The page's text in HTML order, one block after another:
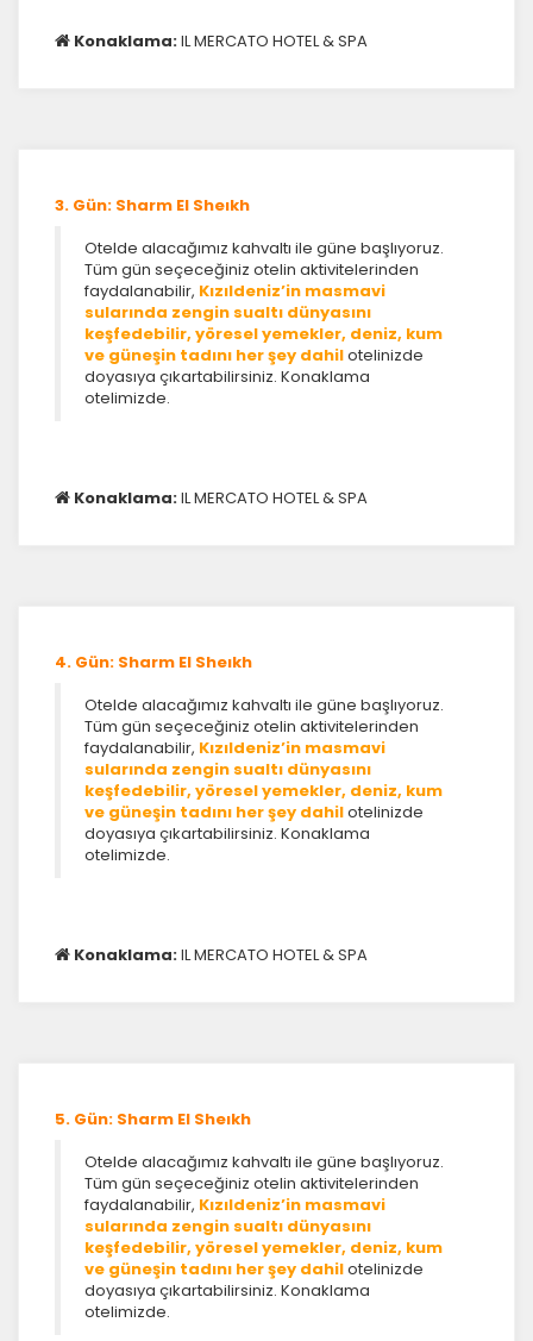
kullanımve gizlilik koşullarını
Zorunlu Çerezler HER ZAMAN AKTIF
Oturum yönetimi, güvenlik ve temel site işlevleri için
gereklidir. Bu çerezler olmadan site düzgün çalışmaz
ve devre dışı bırakılamaz.
Konaklama:IL MERCATO HOTEL & SPA
3. Gün: Sharm El Sheıkh
Otelde alacağımız kahvaltı ile güne başlıyoruz.
Tüm gün seçeceğiniz otelin aktivitelerinden
faydalanabilir, Kızıldeniz’in masmavi
sularında zengin sualtı dünyasını
keşfedebilir, yöresel yemekler, deniz, kum
ve güneşin tadını her şey dahilotelinizde
doyasıya çıkartabilirsiniz. Konaklama
otelimizde.
Konaklama:IL MERCATO HOTEL & SPA
4. Gün: Sharm El Sheıkh
Otelde alacağımız kahvaltı ile güne başlıyoruz.
Tüm gün seçeceğiniz otelin aktivitelerinden
faydalanabilir, Kızıldeniz’in masmavi
sularında zengin sualtı dünyasını
keşfedebilir, yöresel yemekler, deniz, kum
ve güneşin tadını her şey dahilotelinizde
doyasıya çıkartabilirsiniz. Konaklama
otelimizde.
Konaklama:IL MERCATO HOTEL & SPA
5. Gün: Sharm El Sheıkh
Otelde alacağımız kahvaltı ile güne başlıyoruz.
Tüm gün seçeceğiniz otelin aktivitelerinden
faydalanabilir, Kızıldeniz’in masmavi
sularında zengin sualtı dünyasını
keşfedebilir, yöresel yemekler, deniz, kum
ve güneşin tadını her şey dahilotelinizde
doyasıya çıkartabilirsiniz. Konaklama
otelimizde.